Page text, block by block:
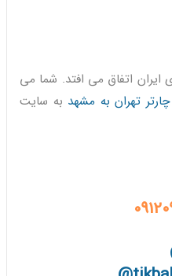
ایران اتفاق می افتد. شما می
تهران به مشهد به سایت